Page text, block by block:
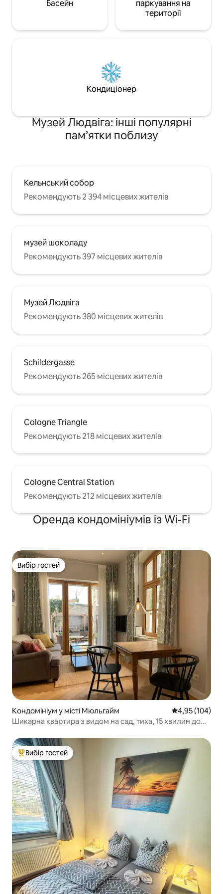
Басейн
паркування на
території
Кондиціонер
Музей Людвіга: інші популярні
пам’ятки поблизу
Кельнський собор
Рекомендують 2 394 місцевих жителів
музей шоколаду
Рекомендують 397 місцевих жителів
Музей Людвіга
Рекомендують 380 місцевих жителів
Schildergasse
Рекомендують 265 місцевих жителів
Cologne Triangle
Рекомендують 218 місцевих жителів
Cologne Central Station
Рекомендують 212 місцевих жителів
Оренда кондомініумів із Wi-Fi
Вибір гостей
Вибір гостей
Кондомініум у місті Мюльгайм Середня
4,95 (104)
Шикарна квартира з видом на сад, тиха, 15 хвилин до
Топ вибір гостей
Вибір гостей